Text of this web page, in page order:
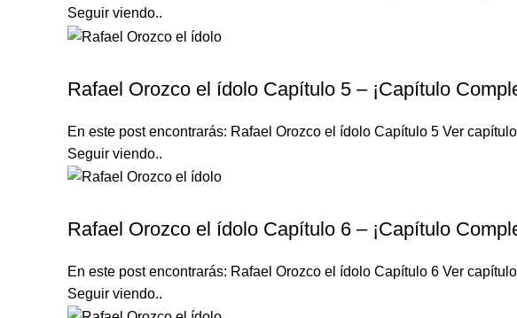
Seguir viendo..
Rafael Orozco el ídolo Capítulo 5 – ¡Capítulo
En este post encontrarás: Rafael Orozco el ídolo Capítulo 5 Ver
Seguir viendo..
Rafael Orozco el ídolo Capítulo 6 – ¡Capítulo
En este post encontrarás: Rafael Orozco el ídolo Capítulo 6 Ver
Seguir viendo..